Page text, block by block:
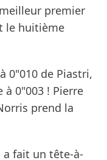
premier
le huitième
0"010 de Piastri,
à 0"003 ! Pierre
prend la
fait un tête-à-